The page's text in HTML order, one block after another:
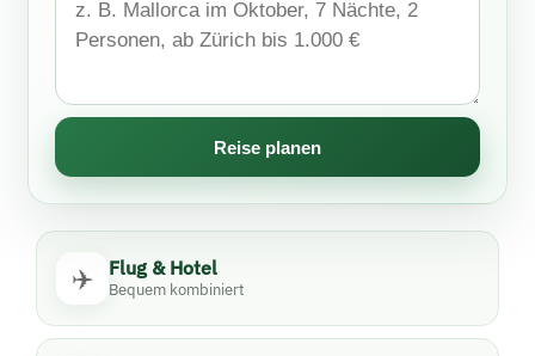
Reise planen
✈️ Flug & Hotel
Bequem kombiniert